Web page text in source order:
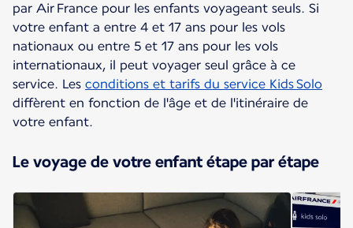
par Air France pour les enfants voyageant seuls. Si
votre enfant a entre 4 et 17 ans pour les vols
nationaux ou entre 5 et 17 ans pour les vols
internationaux, il peut voyager seul grâce à ce
service. Les conditions et tarifs du service Kids Solo
diffèrent en fonction de l'âge et de l'itinéraire de
votre enfant.
Le voyage de votre enfant étape par étape